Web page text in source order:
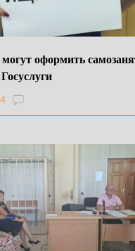
оформить